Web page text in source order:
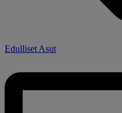
Edulliset Asut